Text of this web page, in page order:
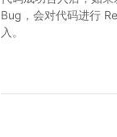
Bug，会对代码进行
入。